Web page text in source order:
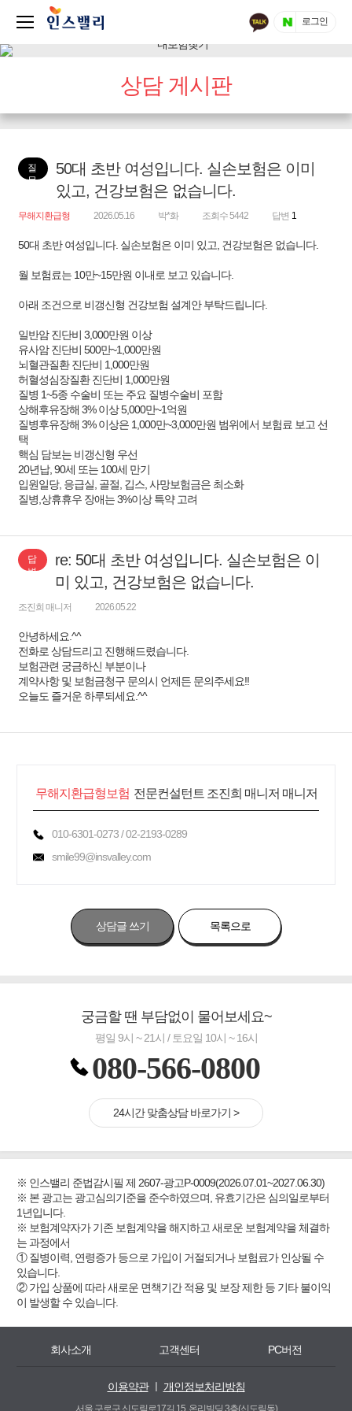
로그인
상담 게시판
질
문
50대 초반 여성입니다. 실손보험은 이미
있고, 건강보험은 없습니다.
무해지환급형 2026.05.16 박*화 조회수 5442 답변 1
50대 초반 여성입니다. 실손보험은 이미 있고, 건강보험은 없습니다.
월 보험료는 10만~15만원 이내로 보고 있습니다.
아래 조건으로 비갱신형 건강보험 설계안 부탁드립니다.
일반암 진단비 3,000만원 이상
유사암 진단비 500만~1,000만원
뇌혈관질환 진단비 1,000만원
허혈성심장질환 진단비 1,000만원
질병 1~5종 수술비 또는 주요 질병수술비 포함
상해후유장해 3% 이상 5,000만~1억원
질병후유장해 3% 이상은 1,000만~3,000만원 범위에서 보험료 보고 선
택
핵심 담보는 비갱신형 우선
20년납, 90세 또는 100세 만기
입원일당, 응급실, 골절, 깁스, 사망보험금은 최소화
질병,상휴휴우 장애는 3%이상 특약 고려
답
변
re: 50대 초반 여성입니다. 실손보험은 이
미 있고, 건강보험은 없습니다.
조진희 매니저 2026.05.22
안녕하세요.^^
전화로 상담드리고 진행해드렸습니다.
보험관련 궁금하신 부분이나
계약사항 및 보험금청구 문의시 언제든 문의주세요!!
오늘도 즐거운 하루되세요.^^
무해지환급형보험 전문컨설턴트 조진희 매니저 매니저
010-6301-0273 / 02-2193-0289
smile99@insvalley.com
상담글 쓰기 목록으로
궁금할 땐 부담없이 물어보세요~
평일 9시 ~ 21시 / 토요일 10시 ~ 16시
080-566-0800
24시간 맞춤상담 바로가기 >
※ 인스밸리 준법감시필 제 2607-광고P-0009(2026.07.01~2027.06.30)
※ 본 광고는 광고심의기준을 준수하였으며, 유효기간은 심의일로부터
1년입니다.
※ 보험계약자가 기존 보험계약을 해지하고 새로운 보험계약을 체결하
는 과정에서
① 질병이력, 연령증가 등으로 가입이 거절되거나 보험료가 인상될 수
있습니다.
② 가입 상품에 따라 새로운 면책기간 적용 및 보장 제한 등 기타 불이익
이 발생할 수 있습니다.
회사소개 고객센터 PC버전
이용약관ㅣ 개인정보처리방침
서울 구로구 신도림로17길 15, 온리빌딩 3층(신도림동)